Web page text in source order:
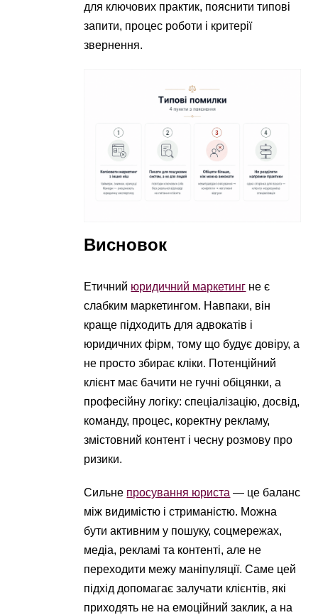
для ключових практик, пояснити типові
запити, процес роботи і критерії
звернення.
Висновок
Етичний юридичний маркетинг не є
слабким маркетингом. Навпаки, він
краще підходить для адвокатів і
юридичних фірм, тому що будує довіру, а
не просто збирає кліки. Потенційний
клієнт має бачити не гучні обіцянки, а
професійну логіку: спеціалізацію, досвід,
команду, процес, коректну рекламу,
змістовний контент і чесну розмову про
ризики.
Сильне просування юриста — це баланс
між видимістю і стриманістю. Можна
бути активним у пошуку, соцмережах,
медіа, рекламі та контенті, але не
переходити межу маніпуляції. Саме цей
підхід допомагає залучати клієнтів, які
приходять не на емоційний заклик, а на